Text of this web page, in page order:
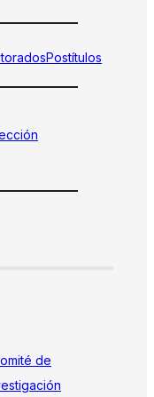
Postítulos
de